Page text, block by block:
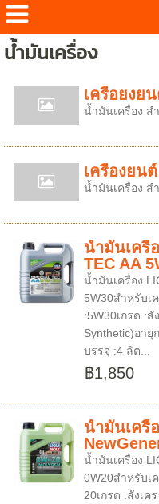
น้ำมันเครื่อง
เครื่อยงย
น้ำมันเครื่อง ส
เครื่องยน
น้ำมันเครื่อง ส
น้ำมันเครื่
TEC AA
น้ำมันเครื่อง
5W30สำหรับเ
:5W30เกรด :สั
Synthetic)อา
บรรจุ :4 ลิต...
฿1,850
น้ำมันเครื่
น้ำมันเครื่อง
0W20สำหรับเ
20เกรด :สังเค